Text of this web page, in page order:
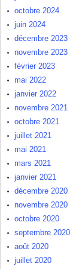
octobre 2024
juin 2024
décembre 2023
novembre 2023
février 2023
mai 2022
janvier 2022
novembre 2021
octobre 2021
juillet 2021
mai 2021
mars 2021
janvier 2021
décembre 2020
novembre 2020
octobre 2020
septembre 2020
août 2020
juillet 2020